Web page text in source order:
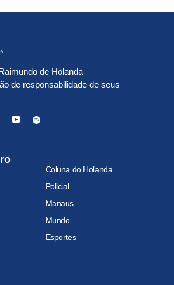
de Holanda
de responsabilidade de seus
Coluna do Holanda
Policial
Manaus
Mundo
Esportes